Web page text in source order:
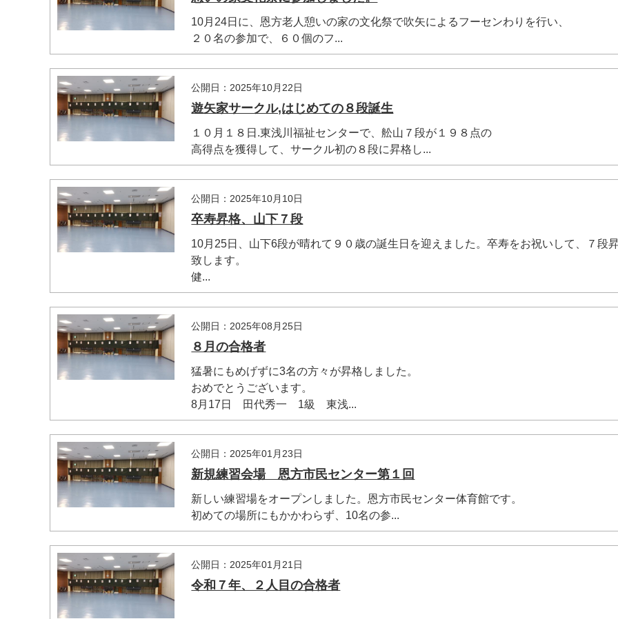
10月24日に、恩方老人憩いの家の文化祭で吹矢によるフーセンわりを行い、
２０名の参加で、６０個のフ...
公開日：2025年10月22日
遊矢家サークル,はじめての８段誕生
１０月１８日.東浅川福祉センターで、舩山７段が１９８点の
高得点を獲得して、サークル初の８段に昇格し...
公開日：2025年10月10日
卒寿昇格、山下７段
10月25日、山下6段が晴れて９０歳の誕生日を迎えました。卒寿をお祝いして、７段
致します。
健...
公開日：2025年08月25日
８月の合格者
猛暑にもめげずに3名の方々が昇格しました。
おめでとうございます。
8月17日 田代秀一 1級 東浅...
公開日：2025年01月23日
新規練習会場 恩方市民センター第１回
新しい練習場をオープンしました。恩方市民センター体育館です。
初めての場所にもかかわらず、10名の参...
公開日：2025年01月21日
令和７年、２人目の合格者